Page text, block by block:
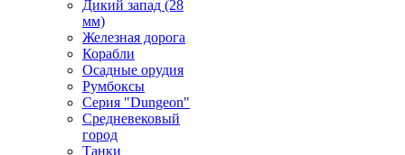
Дикий запад (28
мм)
Железная дорога
Корабли
Осадные орудия
Румбоксы
Серия "Dungeon"
Средневековый
город
Танки